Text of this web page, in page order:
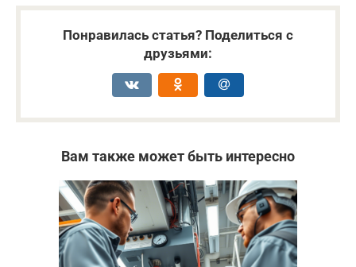
Понравилась статья? Поделиться с
друзьями:
Вам также может быть интересно